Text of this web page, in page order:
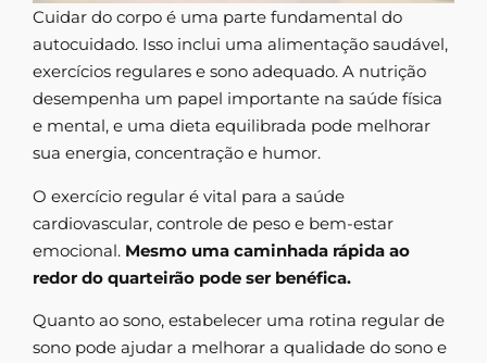
Cuidar do corpo é uma parte fundamental do
autocuidado. Isso inclui uma alimentação saudável,
exercícios regulares e sono adequado. A nutrição
desempenha um papel importante na saúde física
e mental, e uma dieta equilibrada pode melhorar
sua energia, concentração e humor.
O exercício regular é vital para a saúde
cardiovascular, controle de peso e bem-estar
emocional. Mesmo uma caminhada rápida ao
redor do quarteirão pode ser benéfica.
Quanto ao sono, estabelecer uma rotina regular de
sono pode ajudar a melhorar a qualidade do sono e